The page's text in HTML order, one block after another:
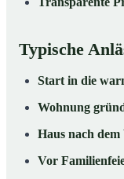
Typische
Start in die
Wohnung
Haus nach
Vor